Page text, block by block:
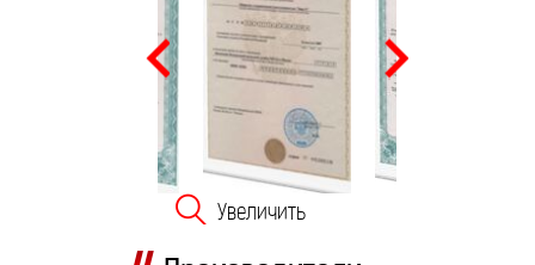
Увеличить